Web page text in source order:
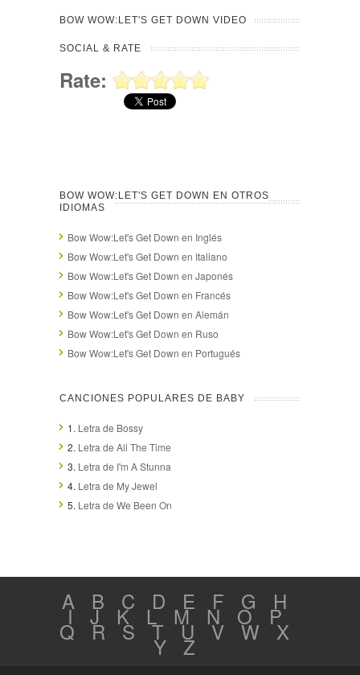
BOW WOW:LET'S GET DOWN VIDEO
SOCIAL & RATE
Rate:
BOW WOW:LET'S GET DOWN EN OTROS
IDIOMAS
Bow Wow:Let's Get Down en Inglés
Bow Wow:Let's Get Down en Italiano
Bow Wow:Let's Get Down en Japonés
Bow Wow:Let's Get Down en Francés
Bow Wow:Let's Get Down en Alemán
Bow Wow:Let's Get Down en Ruso
Bow Wow:Let's Get Down en Portugués
CANCIONES POPULARES DE BABY
1. Letra de Bossy
2. Letra de All The Time
3. Letra de I'm A Stunna
4. Letra de My Jewel
5. Letra de We Been On
A B C D E F G H
I J K L M N O P
Q R S T U V W X
Y Z